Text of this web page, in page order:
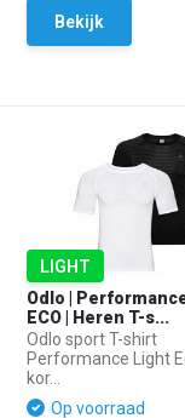
Bekijk
LIGHT
Odlo |
ECO | Heren T-s...
Odlo sport T-shirt
Performance Light
kor...
Op voorraad